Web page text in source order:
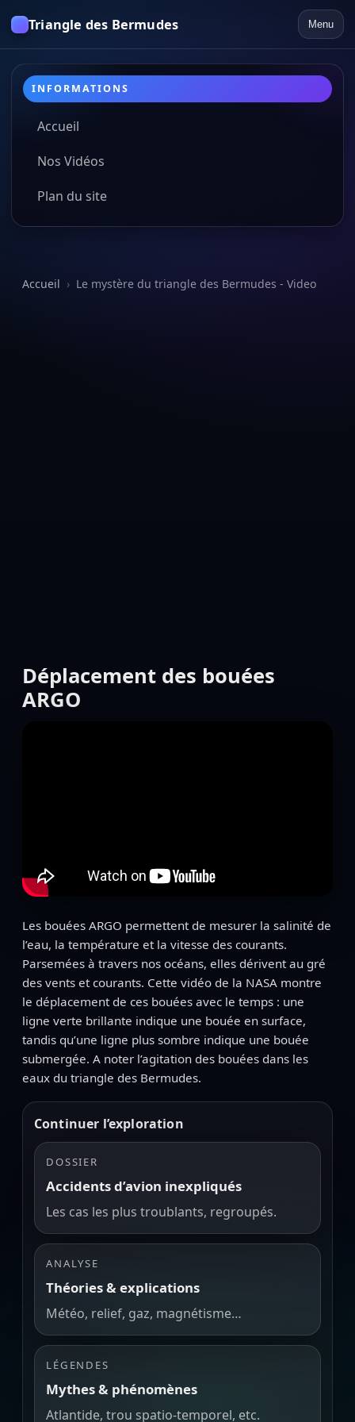
Triangle des Bermudes Menu
INFORMATIONS
Accueil
Nos Vidéos
Plan du site
Accueil › Le mystère du triangle des Bermudes - Video
Déplacement des bouées
ARGO
Les bouées ARGO permettent de mesurer la salinité de
l’eau, la température et la vitesse des courants.
Parsemées à travers nos océans, elles dérivent au gré
des vents et courants. Cette vidéo de la NASA montre
le déplacement de ces bouées avec le temps : une
ligne verte brillante indique une bouée en surface,
tandis qu’une ligne plus sombre indique une bouée
submergée. A noter l’agitation des bouées dans les
eaux du triangle des Bermudes.
Continuer l’exploration
DOSSIER
Accidents d’avion inexpliqués
Les cas les plus troublants, regroupés.
ANALYSE
Théories & explications
Météo, relief, gaz, magnétisme…
LÉGENDES
Mythes & phénomènes
Atlantide, trou spatio-temporel, etc.